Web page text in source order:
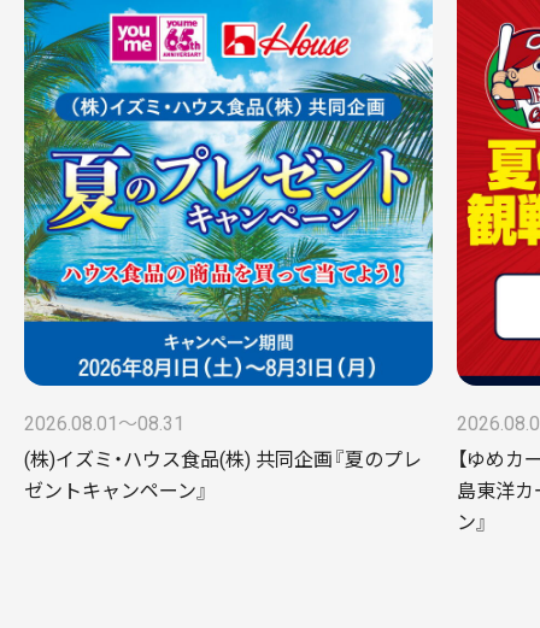
2026.08.01〜08.31
(株)イズミ・ハウス食品(株) 共同企画『夏のプレ
ゼントキャンペーン』
【ゆめカ
島東洋カ
ン』